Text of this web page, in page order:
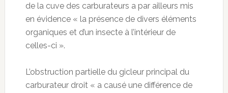
de la cuve des carburateurs a par ailleurs mis
en évidence « la présence de divers éléments
organiques et d’un insecte à l’intérieur de
celles-ci ».
L’obstruction partielle du gicleur principal du
carburateur droit « a causé une différence de